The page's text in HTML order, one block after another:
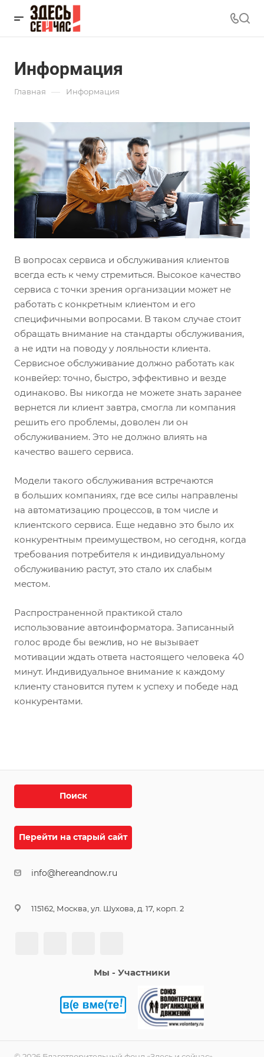
Информация
Главная — Информация
В вопросах сервиса и обслуживания клиентов
всегда есть к чему стремиться. Высокое качество
сервиса с точки зрения организации может не
работать с конкретным клиентом и его
специфичными вопросами. В таком случае стоит
обращать внимание на стандарты обслуживания,
а не идти на поводу у лояльности клиента.
Сервисное обслуживание должно работать как
конвейер: точно, быстро, эффективно и везде
одинаково. Вы никогда не можете знать заранее
вернется ли клиент завтра, смогла ли компания
решить его проблемы, доволен ли он
обслуживанием. Это не должно влиять на
качество вашего сервиса.
Модели такого обслуживания встречаются
в больших компаниях, где все силы направлены
на автоматизацию процессов, в том числе и
клиентского сервиса. Еще недавно это было их
конкурентным преимуществом, но сегодня, когда
требования потребителя к индивидуальному
обслуживанию растут, это стало их слабым
местом.
Распространенной практикой стало
использование автоинформатора. Записанный
голос вроде бы вежлив, но не вызывает
мотивации ждать ответа настоящего человека 40
минут. Индивидуальное внимание к каждому
клиенту становится путем к успеху и победе над
конкурентами.
Поиск
Перейти на старый сайт
info@hereandnow.ru
115162, Москва, ул. Шухова, д. 17, корп. 2
Мы - Участники